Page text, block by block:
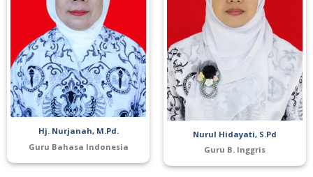
Hj. Nurjanah, M.Pd.
Guru Bahasa Indonesia
Nurul Hidayati, S.Pd
Guru B. Inggris